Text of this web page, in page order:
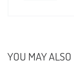
YOU MAY